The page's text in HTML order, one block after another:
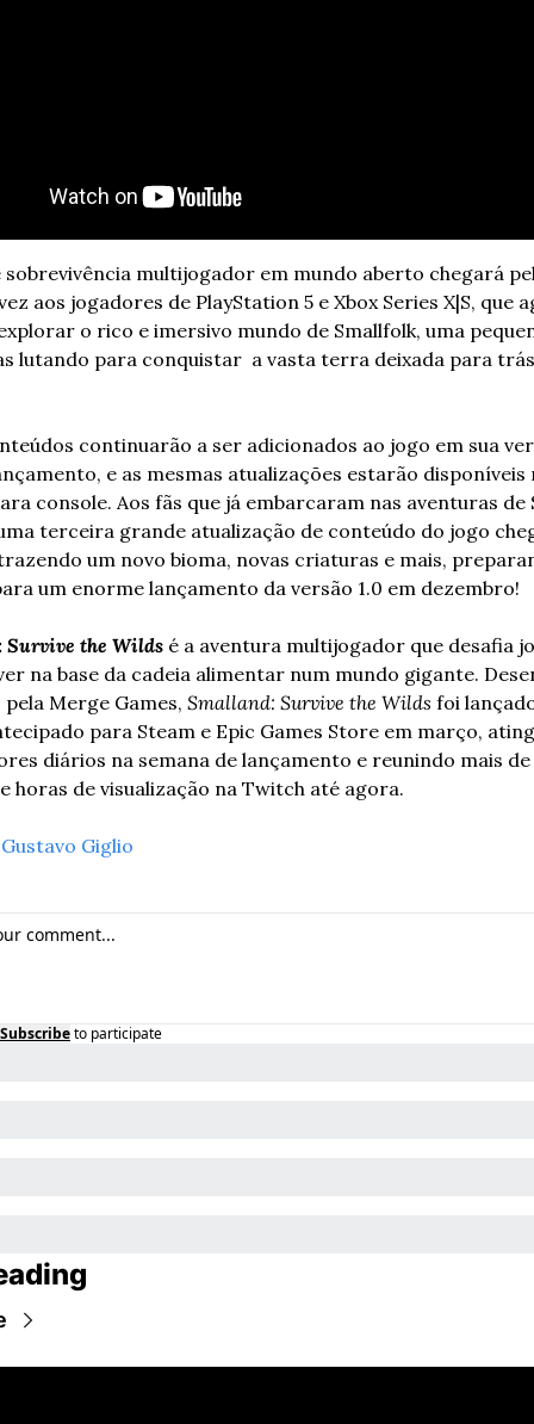
sobrevivência multijogador em mundo aberto chegará
aos jogadores de PlayStation 5 e Xbox Series X|S, que
o rico e imersivo mundo de Smallfolk, uma
lutando para conquistar  a vasta terra deixada para
continuarão a ser adicionados ao jogo em sua
e as mesmas atualizações estarão disponíveis
console. Aos fãs que já embarcaram nas aventuras de
terceira grande atualização de conteúdo do jogo
um novo bioma, novas criaturas e mais,
um enorme lançamento da versão 1.0 em dezembro!
Survive the Wilds é a aventura multijogador que desafia
na base da cadeia alimentar num mundo gigante.
Merge Games, Smalland: Survive the Wilds foi
para Steam e Epic Games Store em março,
diários na semana de lançamento e reunindo mais de
horas de visualização na Twitch até agora.
Gustavo Giglio
Subscribeto participate